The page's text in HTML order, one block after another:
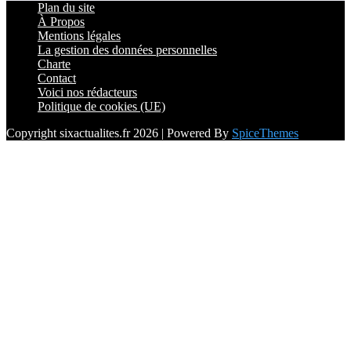
Plan du site
À Propos
Mentions légales
La gestion des données personnelles
Charte
Contact
Voici nos rédacteurs
Politique de cookies (UE)
Copyright sixactualites.fr 2026 | Powered By SpiceThemes